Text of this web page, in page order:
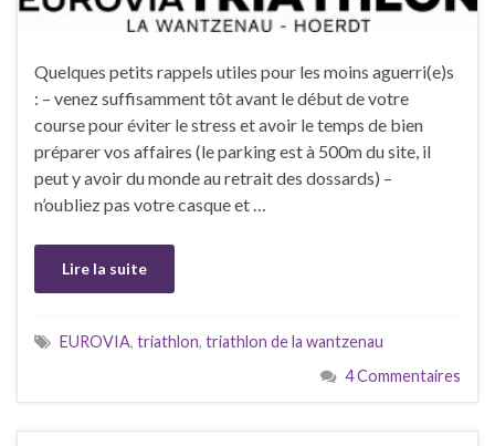
Quelques petits rappels utiles pour les moins aguerri(e)s
: – venez suffisamment tôt avant le début de votre
course pour éviter le stress et avoir le temps de bien
préparer vos affaires (le parking est à 500m du site, il
peut y avoir du monde au retrait des dossards) –
n’oubliez pas votre casque et …
Lire la suite
EUROVIA, triathlon, triathlon de la wantzenau
4 Commentaires